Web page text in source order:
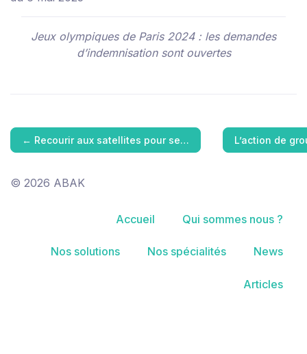
Jeux olympiques de Paris 2024 : les demandes
d’indemnisation sont ouvertes
← Recourir aux satellites pour se… L’action de
© 2026 ABAK
Accueil Qui sommes nous ?
Nos solutions Nos spécialités News
Articles